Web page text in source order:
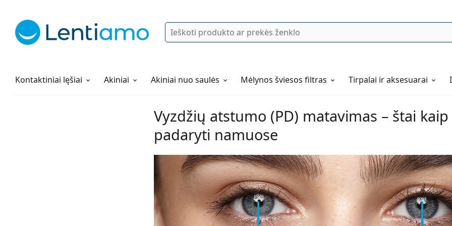
Ieškoti
Kontaktiniai lęšiai
Lęšių tirpalai Akiniai Akiniai nuo saulės Mėlynos šviesos filtras Tirpalai ir aksesuarai
Viskas apie apsipirkimą pas mus
Vyzdžių atstumo (PD) matavimas – štai
padaryti namuose